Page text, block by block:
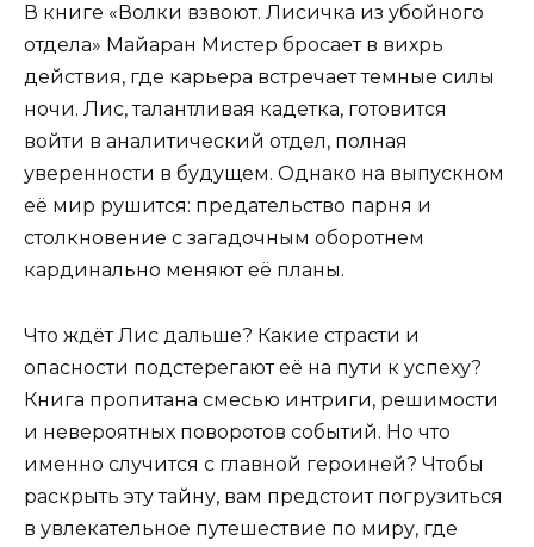
В книге «Волки взвоют. Лисичка из убойного
отдела» Майаран Мистер бросает в вихрь
действия, где карьера встречает темные силы
ночи. Лис, талантливая кадетка, готовится
войти в аналитический отдел, полная
уверенности в будущем. Однако на выпускном
её мир рушится: предательство парня и
столкновение с загадочным оборотнем
кардинально меняют её планы.
Что ждёт Лис дальше? Какие страсти и
опасности подстерегают её на пути к успеху?
Книга пропитана смесью интриги, решимости
и невероятных поворотов событий. Но что
именно случится с главной героиней? Чтобы
раскрыть эту тайну, вам предстоит погрузиться
в увлекательное путешествие по миру, где